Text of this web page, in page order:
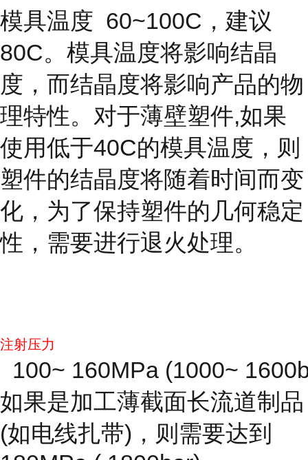
模具温度 60~100C，建议
80C。模具温度将影响结晶
度，而结晶度将影响产品的物
理特性。对于薄壁塑件,如果
使用低于40C的模具温度，则
塑件的结晶度将随着时间而变
化，为了保持塑件的几何稳定
性，需要进行退火处理。
注射压力
100~ 160MPa (1000~
如果是加工薄截面长流道制品
(如电线扎带)，则需要达到